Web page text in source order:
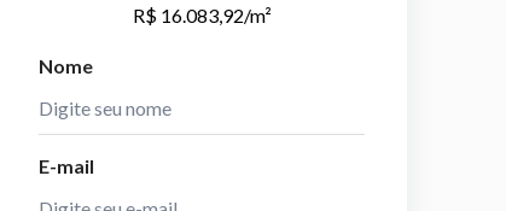
R$ 16.083,92/m²
Nome
E-mail